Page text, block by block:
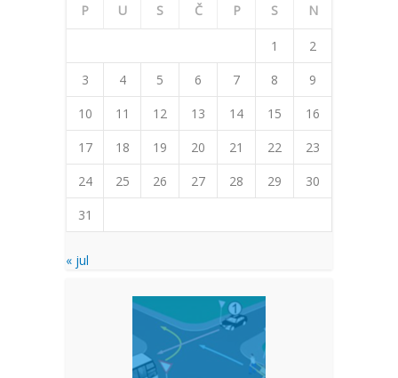
P U S Č P S N
1
2
3
4 5 6 7 8
9
10
11 12 13 14 15
16
17
18 19 20 21 22
23
24
25 26 27 28 29
30
31
« jul